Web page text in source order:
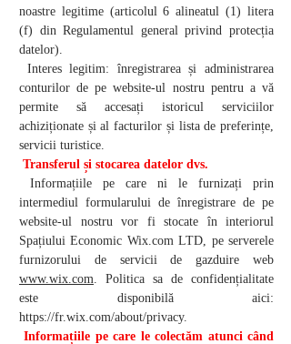
noastre legitime (articolul 6 alineatul (1) litera
(f) din Regulamentul general privind protecția
datelor).
Interes legitim: înregistrarea și administrarea
conturilor de pe website-ul nostru pentru a vă
permite să accesați istoricul serviciilor
achiziționate și al facturilor și lista de preferințe,
servicii turistice.
Transferul și stocarea datelor dvs.
Informațiile pe care ni le furnizați prin
intermediul formularului de înregistrare de pe
website-ul nostru vor fi stocate în interiorul
Spațiului Economic Wix.com LTD, pe serverele
furnizorului de servicii de gazduire web
www.wix.com. Politica sa de confidențialitate
este disponibilă aici:
https://fr.wix.com/about/privacy.
Informațiile pe care le colectăm atunci când